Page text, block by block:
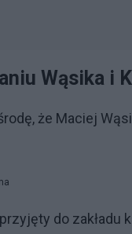
Wąsika i
że Maciej
do zakładu